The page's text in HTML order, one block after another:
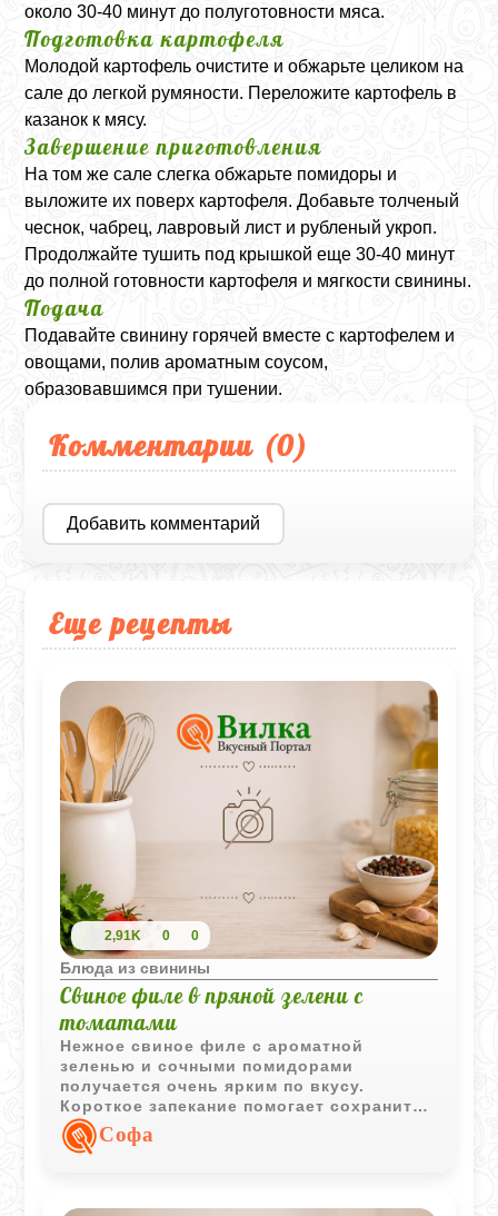
около 30-40 минут до полуготовности мяса.
Подготовка картофеля
Молодой картофель очистите и обжарьте целиком на
сале до легкой румяности. Переложите картофель в
казанок к мясу.
Завершение приготовления
На том же сале слегка обжарьте помидоры и
выложите их поверх картофеля. Добавьте толченый
чеснок, чабрец, лавровый лист и рубленый укроп.
Продолжайте тушить под крышкой еще 30-40 минут
до полной готовности картофеля и мягкости свинины.
Подача
Подавайте свинину горячей вместе с картофелем и
овощами, полив ароматным соусом,
образовавшимся при тушении.
Комментарии (0)
Добавить комментарий
Еще рецепты
2,91K 0 0
Блюда из свинины
Свиное филе в пряной зелени с
томатами
Нежное свиное филе с ароматной
зеленью и сочными помидорами
получается очень ярким по вкусу.
Короткое запекание помогает сохранить
мясо мягким, а сметанный соус делает
блюдо особенно домашним и уютным.
Софа